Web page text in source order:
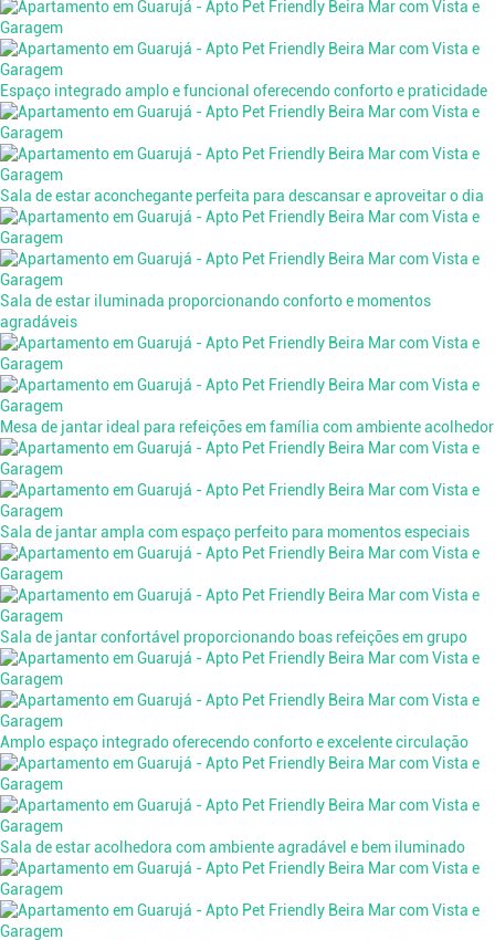
Espaço integrado amplo e funcional oferecendo conforto e praticidade
Sala de estar aconchegante perfeita para descansar e aproveitar o dia
Sala de estar iluminada proporcionando conforto e momentos
agradáveis
Mesa de jantar ideal para refeições em família com ambiente acolhedor
Sala de jantar ampla com espaço perfeito para momentos especiais
Sala de jantar confortável proporcionando boas refeições em grupo
Amplo espaço integrado oferecendo conforto e excelente circulação
Sala de estar acolhedora com ambiente agradável e bem iluminado